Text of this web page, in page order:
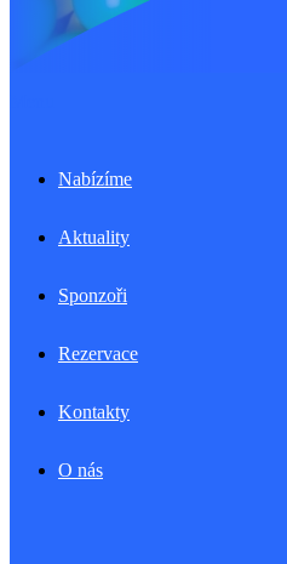
Nabízíme
Aktuality
Sponzoři
Rezervace
Kontakty
O nás